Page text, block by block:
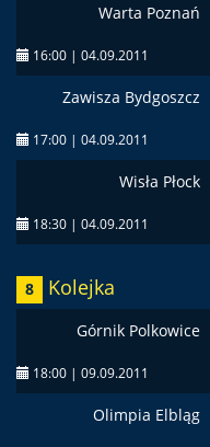
Warta Poznań
16:00 | 04.09.2011
Zawisza Bydgoszcz
17:00 | 04.09.2011
Wisła Płock
18:30 | 04.09.2011
8 Kolejka
Górnik Polkowice
18:00 | 09.09.2011
Olimpia Elbląg